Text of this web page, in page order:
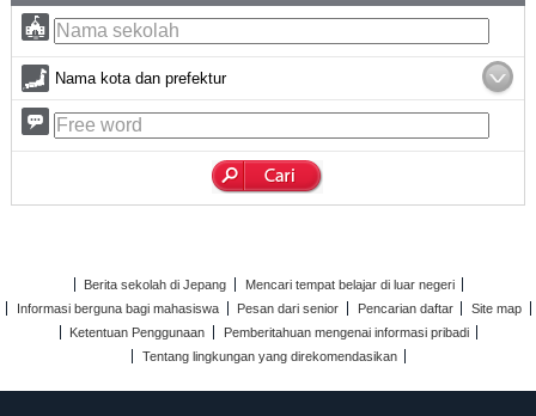
Nama kota dan prefektur
Berita sekolah di Jepang
Mencari tempat belajar di luar negeri
Informasi berguna bagi mahasiswa
Pesan dari senior Pencarian daftar
Site map
Ketentuan Penggunaan
Pemberitahuan mengenai informasi pribadi
Tentang lingkungan yang direkomendasikan